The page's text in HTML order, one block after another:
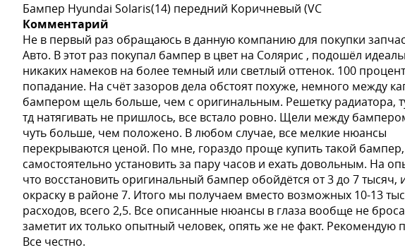
Бампер Hyundai Solaris(14) передний Коричневый (VC
Комментарий
Не в первый раз обращаюсь в данную компанию для покупки
Авто. В этот раз покупал бампер в цвет на Солярис , подошёл
никаких намеков на более темный или светлый оттенок. 100
попадание. На счёт зазоров дела обстоят похуже, немного между
бампером щель больше, чем с оригинальным. Решетку радиатора,
тд натягивать не пришлось, все встало ровно. Щели между
чуть больше, чем положено. В любом случае, все мелкие нюансы
перекрываются ценой. По мне, гораздо проще купить такой бампер,
самостоятельно установить за пару часов и ехать довольным. На
что восстановить оригинальный бампер обойдётся от 3 до 7 тысяч,
окраску в районе 7. Итого мы получаем вместо возможных 10-13
расходов, всего 2,5. Все описанные нюансы в глаза вообще не
заметит их только опытный человек, опять же не факт. Рекомендую
Все честно.